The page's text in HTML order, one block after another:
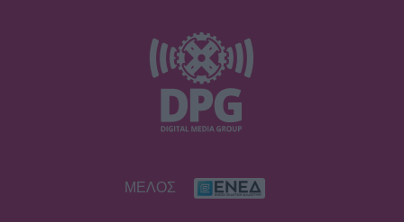
Summer vibes για τη Δανάη Μπάρκα
– Το πολύχρωμο look που ξεχώρισε
ΜΕΛΟΣ